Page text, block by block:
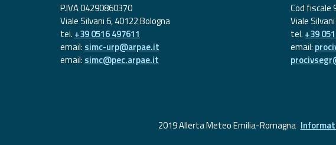
P.IVA 04290860370
Viale Silvani 6, 40122 Bologna
tel. +39 0516 497611
email: simc-urp@arpae.it
email: simc@pec.arpae.it
Cod fiscale
Viale
tel. +39
email:
2019 Allerta Meteo Emilia-Romagna